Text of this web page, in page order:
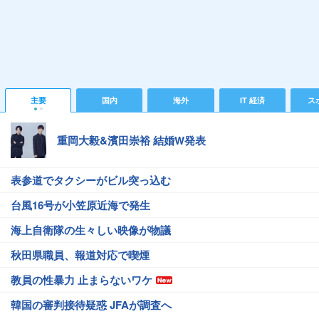
主要 国内 海外 IT 経済 ス
重岡大毅&濱田崇裕 結婚W発表
表参道でタクシーがビル突っ込む
台風16号が小笠原近海で発生
海上自衛隊の生々しい映像が物議
秋田県職員、報道対応で喫煙
教員の性暴力 止まらないワケ
韓国の審判接待疑惑 JFAが調査へ